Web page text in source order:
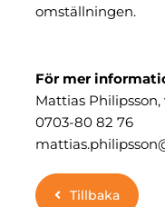
omställningen.
För mer
Mattias
0703-80 82 76
Tillbaka